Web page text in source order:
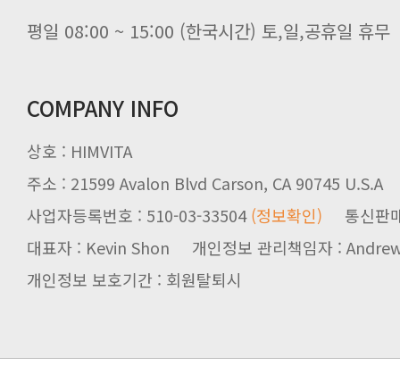
평일 08:00 ~ 15:00 (한국시간) 토,일,공휴일 휴무
COMPANY INFO
상호 : HIMVITA
주소 : 21599 Avalon Blvd Carson, CA 90745 U.S.A
사업자등록번호 : 510-03-33504(정보확인) 통신판
대표자 : Kevin Shon 개인정보 관리책임자 :
개인정보 보호기간 : 회원탈퇴시